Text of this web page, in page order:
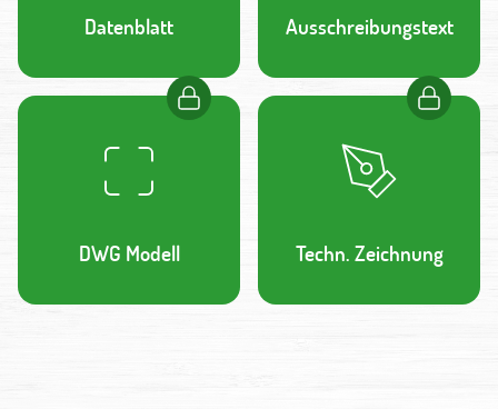
Datenblatt Ausschreibungstext
DWG Modell Techn. Zeichnung